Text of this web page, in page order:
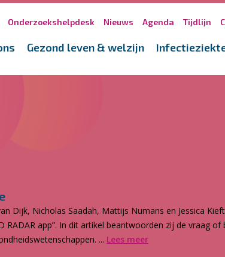
Onderzoekshelpdesk Nieuws Agenda Tijdlijn
Gezond leven & welzijn
Dijk, Nicholas Saadah, Mattijs Numans en Jessica
RADAR app”. In dit artikel beantwoorden zij de vraag
... Lees meer